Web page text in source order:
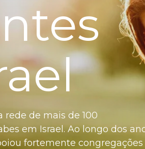
rede de mais de 100
em Israel. Ao longo dos
fortemente congregações